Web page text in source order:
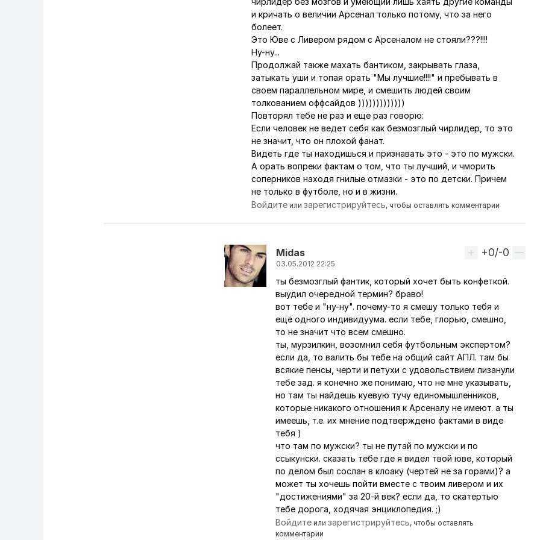
и кричать о величии Арсенал только потому, что за него
болеет.
Это Юве с Ливером рядом с Арсеналом не стояли???!!!!
Ну-ну...
Продолжай также махать бантиком, закрывать глаза,
затыкать уши и топая орать "Мы лучшие!!!!" и пребывать в
своем параллельном мире, и смешить людей своим
толкованием оффсайдов )))))))))))))
Повторял тебе не раз и еще раз говорю:
Если человек не ведет себя как безмозглый чирлидер, то это
не значит, что он плохой фанат.
Видеть где ты находишься и признавать это - это по мужски.
А орать вопреки фактам о том, что ты лучший, и чморить
соперников находя гнилые отмазки - это по детски. Причем
не только в футболе, но и в жизни.
Войдите илизарегистрируйтесь, чтобы оставлять комментарии
Midas
03.05.2012 22:25
Ответ на комментарий пользователяLaert
Вверх
+0/-0
ты безмозглый фантик, который хочет быть конфеткой.
выудил очередной термин? браво!
вот тебе и "ну-ну". почему-то я смешу только тебя и
ещё одного индивидуума. если тебе, глорью, смешно,
то не значит что всем смешно.
ты, мурзилкин, возомнил себя футбольным экспертом?
если да, то валить бы тебе на общий сайт АПЛ. там бы
всякие пенсы, черти и петухи с удовольствием лизанули
тебе зад. я конечно же понимаю, что не мне указывать,
но там ты найдешь куевую тучу единомышленников,
которые никакого отношения к Арсеналу не имеют. а ты
имеешь, т.е. их мнение подтверждено фактами в виде
тебя )
что там по мужски? ты не путай по мужски и по
ссыкунски. сказать тебе где я видел твой юве, который
по делом был сослан в клоаку (чертей не за горами)? а
может ты хочешь пойти вместе с твоим ливером и их
"достижениями" за 20-й век? если да, то скатертью
тебе дорога, ходячая энциклопедия. ;)
Войдите илизарегистрируйтесь, чтобы оставлять
комментарии